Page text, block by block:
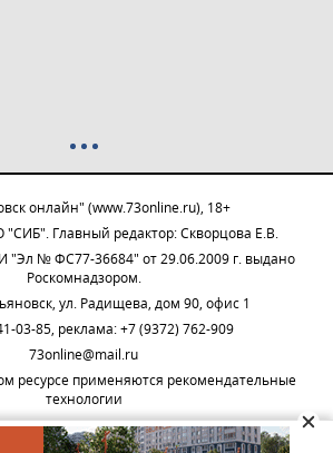
онлайн" (www.73online.ru), 18+
Главный редактор: Скворцова Е.В.
"Эл № ФС77-36684" от 29.06.2009 г. выдано
Роскомнадзором.
ул. Радищева, дом 90, офис 1
03-85, реклама: +7 (9372) 762-909
73online@mail.ru
ресурсе применяются рекомендательные
технологии